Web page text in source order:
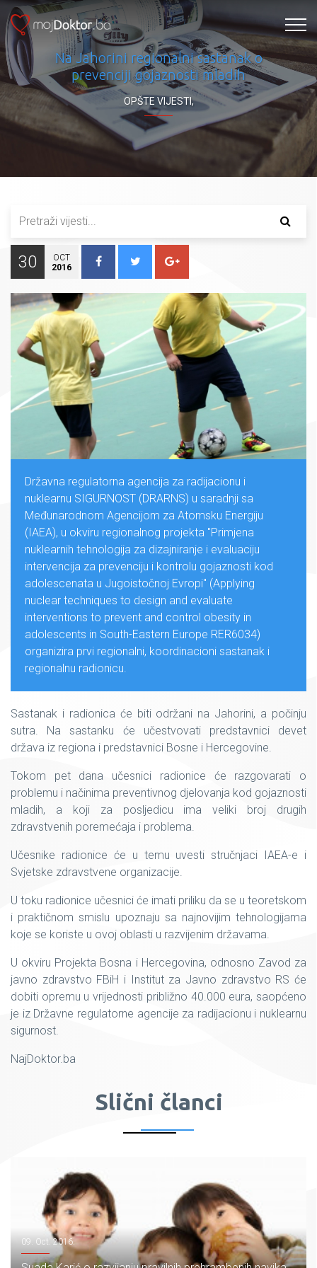
Na Jahorini regionalni sastanak o
prevenciji gojaznosti mladih
OPŠTE VIJESTI,
30
OCT
2016
Državna regulatorna agencija za radijacionu i
nuklearnu SIGURNOST (DRARNS) u saradnji sa
Međunarodnom Agencijom za Atomsku Energiju
(IAEA), u okviru regionalnog projekta "Primjena
nuklearnih tehnologija za dizajniranje i evaluaciju
intervencija za prevenciju i kontrolu gojaznosti kod
adolescenata u Jugoistočnoj Evropi" (Applying
nuclear techniques to design and evaluate
interventions to prevent and control obesity in
adolescents in South-Eastern Europe RER6034)
organizira prvi regionalni, koordinacioni sastanak i
regionalnu radionicu.
Sastanak i radionica će biti održani na Jahorini, a počinju
sutra. Na sastanku će učestvovati predstavnici devet
država iz regiona i predstavnici Bosne i Hercegovine.
Tokom pet dana učesnici radionice će razgovarati o
problemu i načinima preventivnog djelovanja kod gojaznosti
mladih, a koji za posljedicu ima veliki broj drugih
zdravstvenih poremećaja i problema.
Učesnike radionice će u temu uvesti stručnjaci IAEA-e i
Svjetske zdravstvene organizacije.
U toku radionice učesnici će imati priliku da se u teoretskom
i praktičnom smislu upoznaju sa najnovijim tehnologijama
koje se koriste u ovoj oblasti u razvijenim državama.
U okviru Projekta Bosna i Hercegovina, odnosno Zavod za
javno zdravstvo FBiH i Institut za Javno zdravstvo RS će
dobiti opremu u vrijednosti približno 40.000 eura, saopćeno
je iz Državne regulatorne agencije za radijacionu i nuklearnu
sigurnost.
NajDoktor.ba
Slični članci
09. Oct. 2016.